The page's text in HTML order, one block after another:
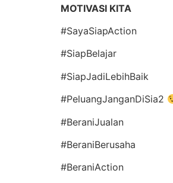
MOTIVASI KITA
#SayaSiapAction
#SiapBelajar
#SiapJadiLebihBaik
#PeluangJanganDiSia2
#BeraniJualan
#BeraniBerusaha
#BeraniAction